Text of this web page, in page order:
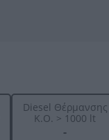
Diesel Θέρμανσης
K.O. > 1000 lt
-